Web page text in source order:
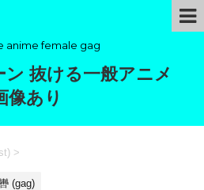
anime female gag
抜ける一般アニメ
像あり
>
(gag)